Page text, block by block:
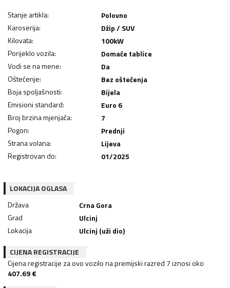
Stanje artikla:
Polovno
Karoserija:
Džip / SUV
Kilovata: 100kW
Porijeklo vozila:
Domaće tablice
Vodi se na mene:
Da
Oštećenje:
Bez oštećenja
Boja spoljašnosti:
Bijela
Emisioni standard:
Euro 6
Broj brzina mjenjača:
7
Pogon:
Prednji
Strana volana:
Lijeva
Registrovan do: 01/2025
LOKACIJA OGLASA
Država
Crna Gora
Grad
Ulcinj
Lokacija
Ulcinj (uži dio)
CIJENA REGISTRACIJE
Cijena registracije za ovo vozilo na premijski razred 7 iznosi oko
407.69€